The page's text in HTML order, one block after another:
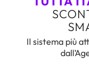
Il sistema più